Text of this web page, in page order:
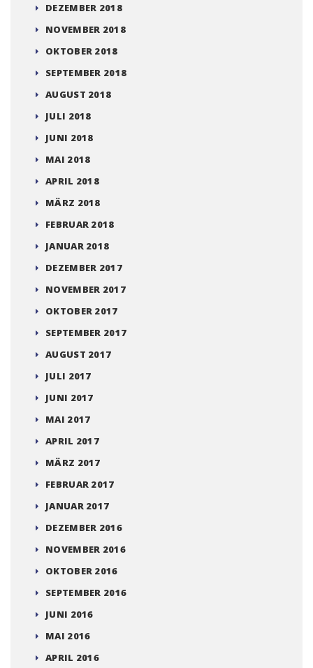
DEZEMBER 2018
NOVEMBER 2018
OKTOBER 2018
SEPTEMBER 2018
AUGUST 2018
JULI 2018
JUNI 2018
MAI 2018
APRIL 2018
MÄRZ 2018
FEBRUAR 2018
JANUAR 2018
DEZEMBER 2017
NOVEMBER 2017
OKTOBER 2017
SEPTEMBER 2017
AUGUST 2017
JULI 2017
JUNI 2017
MAI 2017
APRIL 2017
MÄRZ 2017
FEBRUAR 2017
JANUAR 2017
DEZEMBER 2016
NOVEMBER 2016
OKTOBER 2016
SEPTEMBER 2016
JUNI 2016
MAI 2016
APRIL 2016